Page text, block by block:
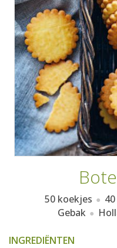
50 koekjes
Gebak
INGREDIËNTEN